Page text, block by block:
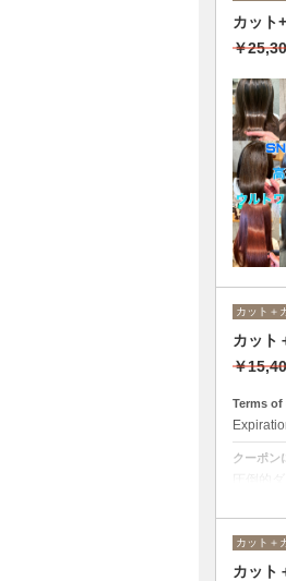
カット
￥
カット＋
カット
￥
Terms of
クーポン
カット＋
カット